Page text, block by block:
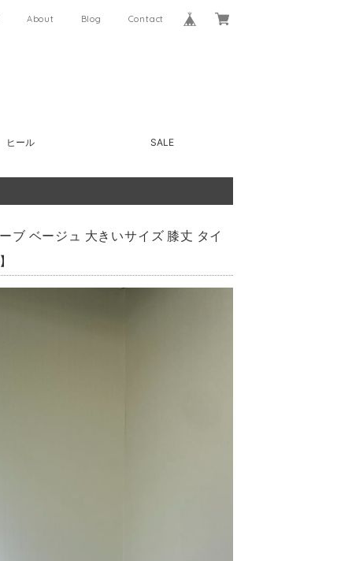
About Blog Contact
ヒール SALE
ブ ベージュ 大きいサイズ 膝丈 タイ